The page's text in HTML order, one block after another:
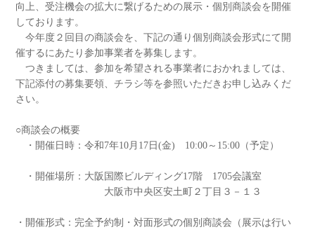
向上、受注機会の拡大に繋げるための展示・個別商談会を開催
しております。
今年度２回目の商談会を、下記の通り個別商談会形式にて開
催するにあたり参加事業者を募集します。
つきましては、参加を希望される事業者におかれましては、
下記添付の募集要領、チラシ等を参照いただきお申し込みくだ
さい。
○商談会の概要
・開催日時：令和7年10月17日(金) 10:00～15:00（予定）
・開催場所：大阪国際ビルディング17階 1705会議室
大阪市中央区安土町２丁目３－１３
・開催形式：完全予約制・対面形式の個別商談会（展示は行い